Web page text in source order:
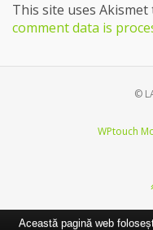
This site uses Akismet
comment data is
©
WPtouch
Această pagină web